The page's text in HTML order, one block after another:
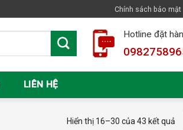
Chính sách bảo mật
Hotline đặt
LIÊN HỆ
Hiển thị 16–30 của 43 kết quả